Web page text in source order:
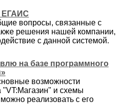
ЕГАИС
вопросы, связанные с
решения нашей компании,
с данной системой.
на базе программного
возможности
"VT:Магазин" и схемы
реализовать с его